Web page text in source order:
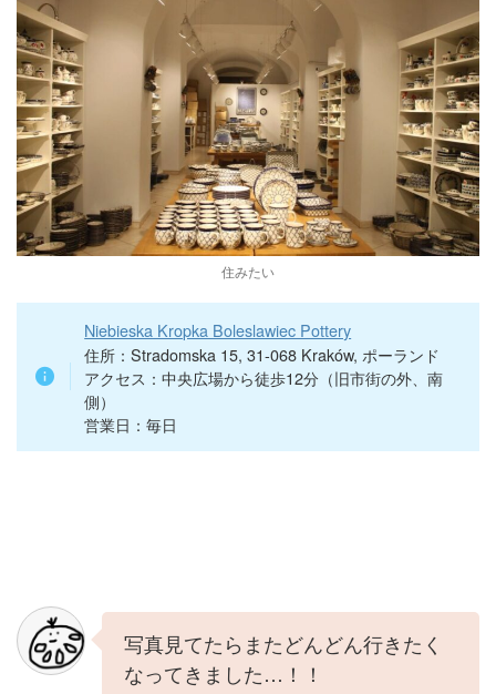
住みたい
Niebieska Kropka Boleslawiec Pottery
住所：Stradomska 15, 31-068 Kraków, ポーランド
アクセス：中央広場から徒歩12分（旧市街の外、南
側）
営業日：毎日
写真見てたらまたどんどん行きたく
なってきました…！！